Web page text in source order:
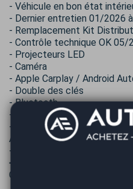
- Véhicule en bon état
- Dernier entretien 01/2026
- Remplacement Kit
- Contrôle technique OK 05/
- Projecteurs LED
- Caméra
- Apple Carplay / Android
- Double des clés
- Bluetooth
- Ecrous Antivols
- Liste des options
AUTOEASY
- Disponible immédiatement
Choisissez votre formule de